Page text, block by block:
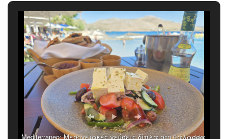
Mediterraneo: Μεσογειακές γεύσεις δίπλα στη θάλασσα